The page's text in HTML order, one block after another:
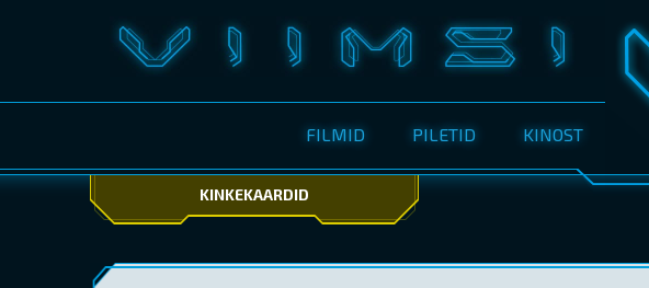
FILMID PILETID KINOST
KINKEKAARDID